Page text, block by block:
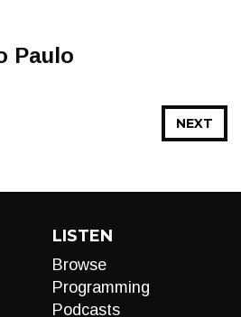
Paulo
NEXT
LISTEN
Browse
Programming
Podcasts